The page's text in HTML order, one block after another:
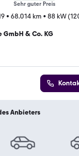
Sehr guter Preis
• 68.014 km • 88 kW
GmbH & Co. KG
Anbieters